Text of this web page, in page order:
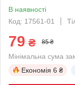
В наявності
Код: 17561-01
79 ₴ 85 ₴
Мінімальна сума
Економія 6 ₴